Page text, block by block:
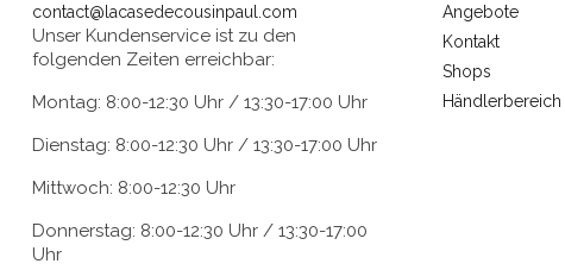
contact@lacasedecousinpaul.com
Unser Kundenservice ist zu den
folgenden Zeiten erreichbar:
Montag: 8:00-12:30 Uhr / 13:30-17:00 Uhr
Dienstag: 8:00-12:30 Uhr / 13:30-17:00 Uhr
Mittwoch: 8:00-12:30 Uhr
Donnerstag: 8:00-12:30 Uhr / 13:30-17:00
Uhr
Angebote
Kontakt
Shops
Händlerbereich